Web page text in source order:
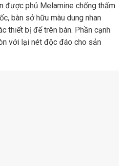
được phủ Melamine chống thấm
bàn sở hữu màu dung nhan
thiết bị để trên bàn. Phần cạnh
với lại nét độc đáo cho sản